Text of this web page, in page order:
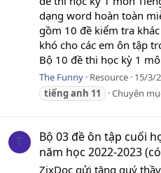
dạng word hoàn toàn
gồm 10 đề kiểm tra
khó cho các em ôn tập
Bộ 10 đề thi học kỳ 1
The Funny Resource 15/3/
tiếnganh 11 Chuyên
T
Bộ 03 đề ôn tập cuối
năm học 2022-2023
ZixDoc gửi tặng quý